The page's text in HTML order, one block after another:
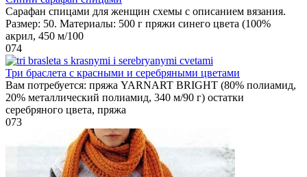
Сарафан спицами для женщин схемы с описанием вязания.
Размер: 50. Материалы: 500 г пряжи синего цвета (100%
акрил, 450 м/100
074
Три браслета с красными и серебряными цветами
Вам потребуется: пряжа YARNART BRIGHT (80% полиамид,
20% металлический полиамид, 340 м/90 г) остатки
серебряного цвета, пряжа
073